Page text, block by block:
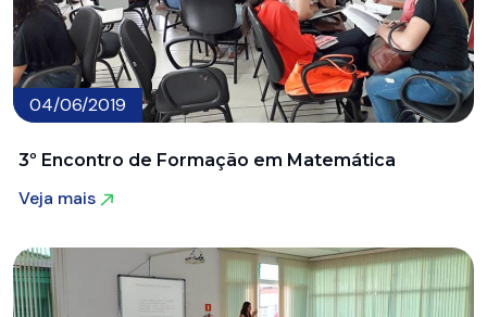
04/06/2019
3º Encontro de Formação em Matemática
Veja mais